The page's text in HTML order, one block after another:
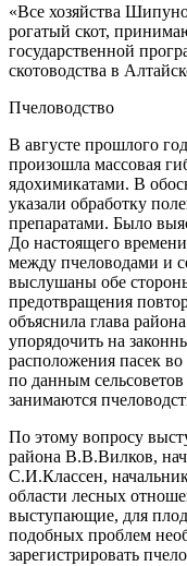
«Все хозяйства
рогатый скот,
государственной
скотоводства в
Пчеловодство
В августе прошлого
произошла массовая
ядохимикатами. В
указали обработку
препаратами. Было
До настоящего
между пчеловодами и
выслушаны обе
предотвращения
объяснила глава
упорядочить на
расположения пасек во
по данным
занимаются
По этому вопросу
района В.В.Вилков,
С.И.Классен,
области лесных
выступающие, для
подобных проблем
зарегистрировать